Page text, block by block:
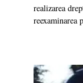
realizarea
reexaminarea